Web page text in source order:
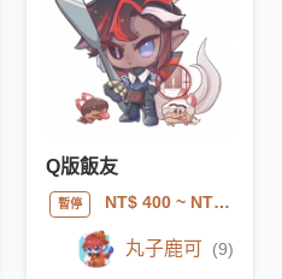
Q版飯友
暫停 NT$ 400~ NT$ 550
丸子鹿可 (9)